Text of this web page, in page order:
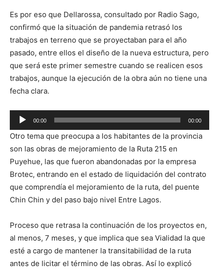
Es por eso que Dellarossa, consultado por Radio Sago,
confirmó que la situación de pandemia retrasó los
trabajos en terreno que se proyectaban para el año
pasado, entre ellos el diseño de la nueva estructura, pero
que será este primer semestre cuando se realicen esos
trabajos, aunque la ejecución de la obra aún no tiene una
fecha clara.
Reproductor
de
audio
00:00 00:00
Otro tema que preocupa a los habitantes de la provincia
son las obras de mejoramiento de la Ruta 215 en
Puyehue, las que fueron abandonadas por la empresa
Brotec, entrando en el estado de liquidación del contrato
que comprendía el mejoramiento de la ruta, del puente
Chin Chin y del paso bajo nivel Entre Lagos.
Proceso que retrasa la continuación de los proyectos en,
al menos, 7 meses, y que implica que sea Vialidad la que
esté a cargo de mantener la transitabilidad de la ruta
antes de licitar el término de las obras. Así lo explicó